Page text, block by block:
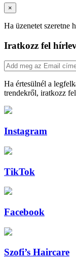
×
Ha üzenetet szeretne
Iratkozz fel
Ha értesülnél a
trendekről, iratkozz
Instagram
TikTok
Facebook
Szofi’s Haircare